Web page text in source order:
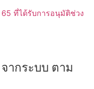
ากระบบ ตาม